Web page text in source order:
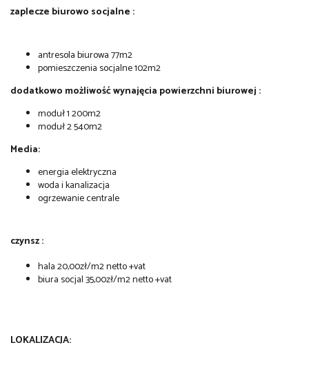
zaplecze biurowo socjalne :
antresola biurowa 77m2
pomieszczenia socjalne 102m2
dodatkowo możliwość wynajęcia powierzchni biurowej :
moduł 1 200m2
moduł 2 540m2
Media:
energia elektryczna
woda i kanalizacja
ogrzewanie centrale
czynsz :
hala 20,00zł/m2 netto +vat
biura socjal 35,00zł/m2 netto +vat
LOKALIZACJA: